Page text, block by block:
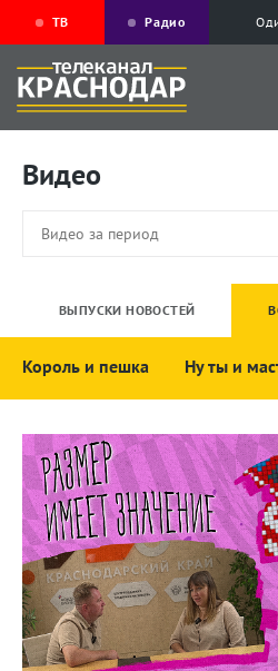
ТВ Радио
Видео
ВЫПУСКИ НОВОСТЕЙ
Король и пешка Ну ты и